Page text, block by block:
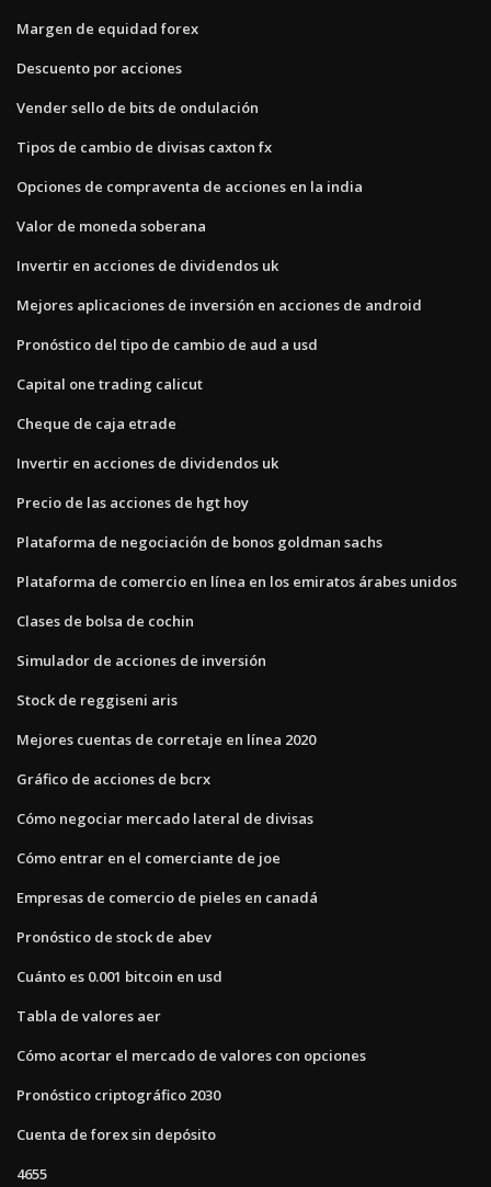
Margen de equidad forex
Descuento por acciones
Vender sello de bits de ondulación
Tipos de cambio de divisas caxton fx
Opciones de compraventa de acciones en la india
Valor de moneda soberana
Invertir en acciones de dividendos uk
Mejores aplicaciones de inversión en acciones de android
Pronóstico del tipo de cambio de aud a usd
Capital one trading calicut
Cheque de caja etrade
Invertir en acciones de dividendos uk
Precio de las acciones de hgt hoy
Plataforma de negociación de bonos goldman sachs
Plataforma de comercio en línea en los emiratos árabes unidos
Clases de bolsa de cochin
Simulador de acciones de inversión
Stock de reggiseni aris
Mejores cuentas de corretaje en línea 2020
Gráfico de acciones de bcrx
Cómo negociar mercado lateral de divisas
Cómo entrar en el comerciante de joe
Empresas de comercio de pieles en canadá
Pronóstico de stock de abev
Cuánto es 0.001 bitcoin en usd
Tabla de valores aer
Cómo acortar el mercado de valores con opciones
Pronóstico criptográfico 2030
Cuenta de forex sin depósito
4655